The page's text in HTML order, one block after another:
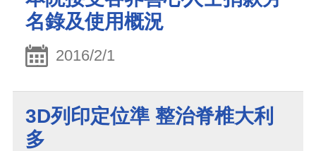
名錄及使用概況
2016/2/1
3D列印定位準 整治脊椎大利
多